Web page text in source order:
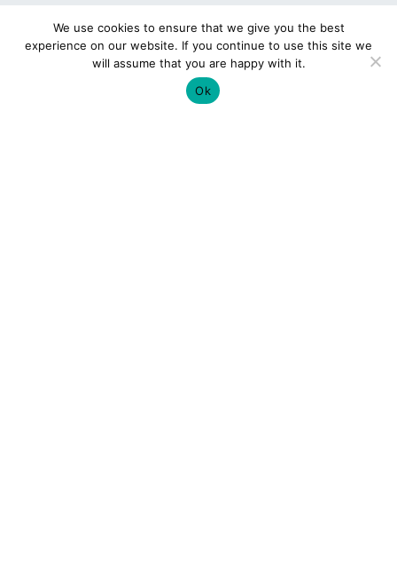
We use cookies to ensure that we give you the best
experience on our website. If you continue to use this site we
will assume that you are happy with it.
Ok